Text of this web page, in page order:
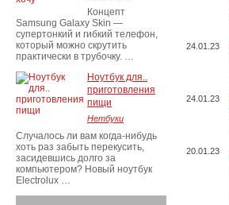
24.01.23
24.01.23
20.01.23
Концепт
Samsung Galaxy Skin —
супертонкий и гибкий телефон,
который можно скрутить
практически в трубочку. …
Ноутбук для..
приготовления
пищи
Нетбуки
Случалось ли вам когда-нибудь
хоть раз забыть перекусить,
засидевшись долго за
компьютером? Новый ноутбук
Electrolux …